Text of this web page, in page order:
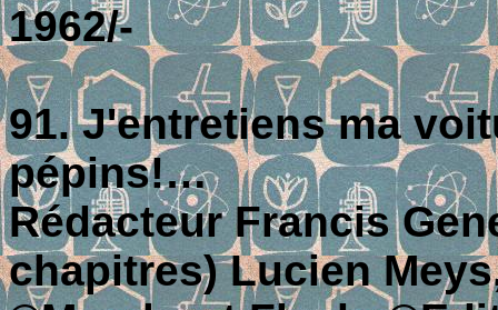
1962/-
91. J'entretiens ma
pépins!…
Rédacteur Francis
chapitres) Lucien